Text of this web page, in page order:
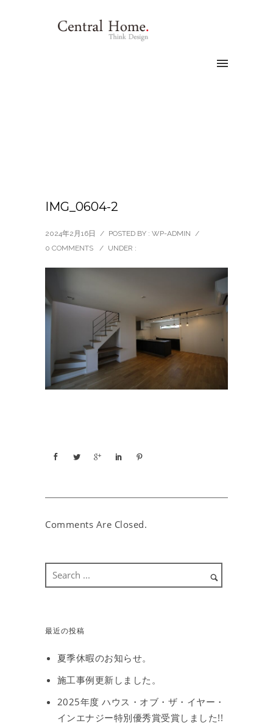
IMG_0604-2
2024年2月16日 / POSTED BY : WP-ADMIN /
0 COMMENTS
/ UNDER :
Comments Are Closed.
最近の投稿
夏季休暇のお知らせ。
施工事例更新しました。
2025年度 ハウス・オブ・ザ・イヤー・
インエナジー特別優秀賞受賞しました!!